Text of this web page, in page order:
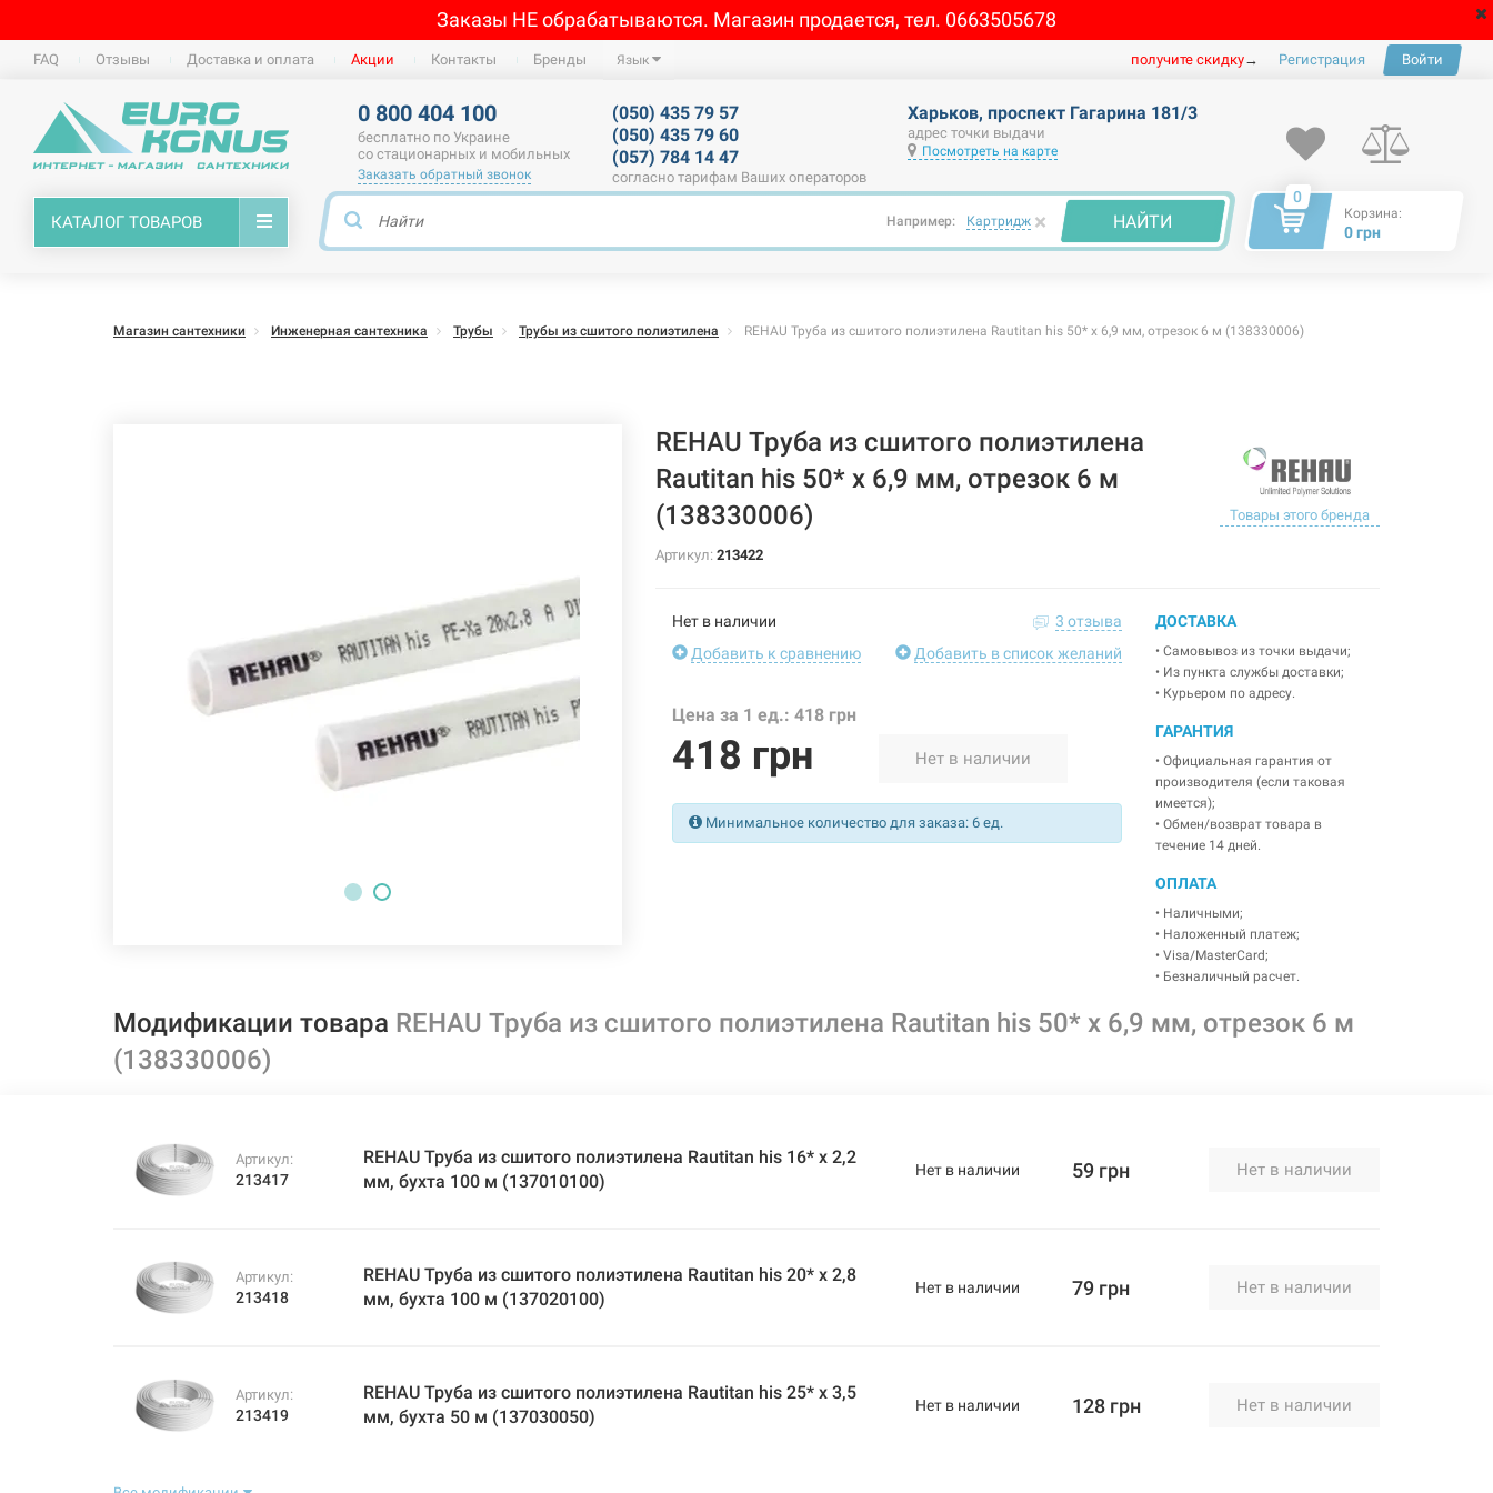
Заказы НЕ обрабатываются. Магазин продается, тел. 0663505678
FAQ Отзывы Доставка и оплата Акции Контакты Бренды Язык получите скидку→ Регистрация Войти
0 800 404 100
бесплатно по Украине
со стационарных и мобильных
Заказать обратный звонок
(050) 435 79 57
(050) 435 79 60
(057) 784 14 47
согласно тарифам Ваших операторов
Харьков, проспект Гагарина 181/3
адрес точки выдачи
Посмотреть на карте
КАТАЛОГ ТОВАРОВ Например: Картридж × НАЙТИ
0
Корзина:
0 грн
Магазин сантехники Инженерная сантехника Трубы Трубы из сшитого полиэтилена REHAU Труба из сшитого полиэтилена Rautitan his 50* x 6,9 мм, отрезок 6 м (138330006)
REHAU Труба из сшитого полиэтилена
Rautitan his 50* x 6,9 мм, отрезок 6 м
(138330006)
Товары этого бренда
Артикул: 213422
Нет в наличии
3 отзыва
Добавить к сравнению
Добавить в список желаний
Цена за 1 ед.: 418 грн
418 грн Нет в наличии
Минимальное количество для заказа: 6 ед.
ДОСТАВКА
• Самовывоз из точки выдачи;
• Из пункта службы доставки;
• Курьером по адресу.
ГАРАНТИЯ
• Официальная гарантия от
производителя (если таковая
имеется);
• Обмен/возврат товара в
течение 14 дней.
ОПЛАТА
• Наличными;
• Наложенный платеж;
• Visa/MasterCard;
• Безналичный расчет.
Модификации товара REHAU Труба из сшитого полиэтилена Rautitan his 50* x 6,9 мм, отрезок 6 м
(138330006)
Артикул:
213417
REHAU Труба из сшитого полиэтилена Rautitan his 16* x 2,2
мм, бухта 100 м (137010100)
Нет в наличии 59 грн Нет в наличии
Артикул:
213418
REHAU Труба из сшитого полиэтилена Rautitan his 20* x 2,8
мм, бухта 100 м (137020100)
Нет в наличии 79 грн Нет в наличии
Артикул:
213419
REHAU Труба из сшитого полиэтилена Rautitan his 25* x 3,5
мм, бухта 50 м (137030050)
Нет в наличии 128 грн Нет в наличии